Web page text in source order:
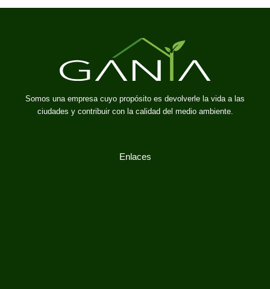
Somos una empresa cuyo propósito es devolverle la vida a las
ciudades y contribuir con la calidad del medio ambiente.
Enlaces